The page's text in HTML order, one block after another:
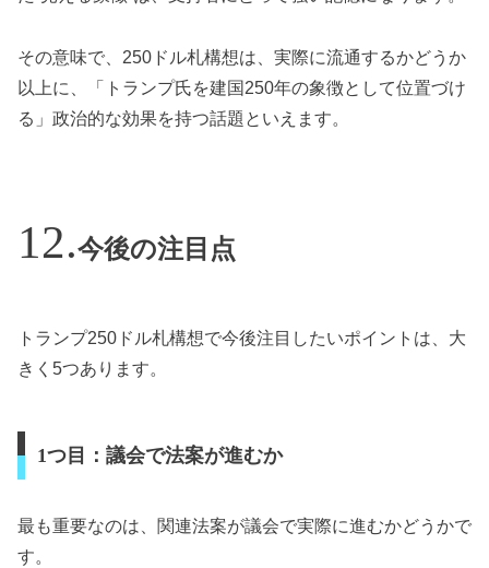
その意味で、250ドル札構想は、実際に流通するかどうか
以上に、「トランプ氏を建国250年の象徴として位置づけ
る」政治的な効果を持つ話題といえます。
今後の注目点
トランプ250ドル札構想で今後注目したいポイントは、大
きく5つあります。
1つ目：議会で法案が進むか
最も重要なのは、関連法案が議会で実際に進むかどうかで
す。